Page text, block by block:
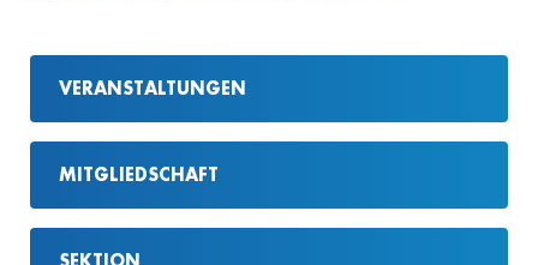
VERANSTALTUNGEN
MITGLIEDSCHAFT